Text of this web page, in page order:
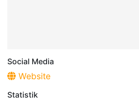
Social Media
Website
Statistik